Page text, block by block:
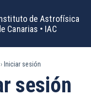
de Astrofísica
Canarias • IAC
Iniciar sesión
sesión